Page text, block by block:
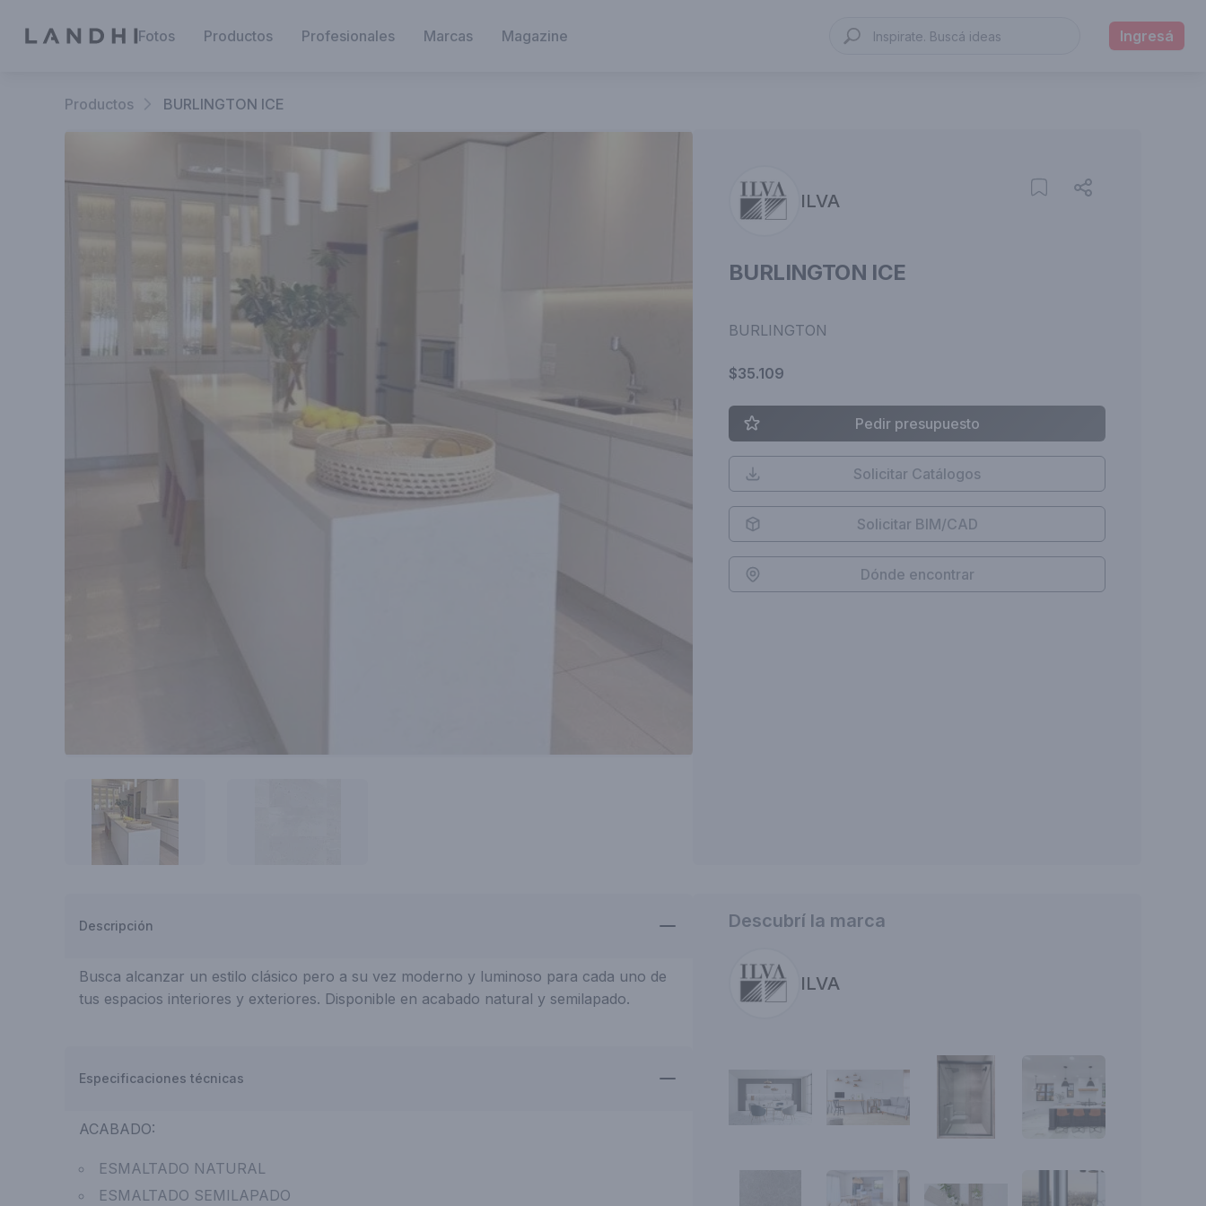
Fotos Productos Profesionales Marcas Magazine Ingresá
Productos BURLINGTON ICE
ILVA
BURLINGTON ICE
BURLINGTON
$35.109
Pedir presupuesto
Solicitar Catálogos
Solicitar BIM/CAD
Dónde encontrar
Descripción
Busca alcanzar un estilo clásico pero a su vez moderno y luminoso para cada uno de
tus espacios interiores y exteriores. Disponible en acabado natural y semilapado.
Especificaciones técnicas
ACABADO:
ESMALTADO NATURAL
ESMALTADO SEMILAPADO
Descubrí la marca
ILVA